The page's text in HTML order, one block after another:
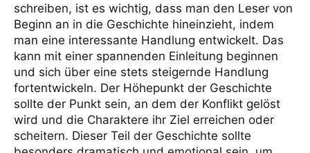
schreiben, ist es wichtig, dass man den Leser von
Beginn an in die Geschichte hineinzieht, indem
man eine interessante Handlung entwickelt. Das
kann mit einer spannenden Einleitung beginnen
und sich über eine stets steigernde Handlung
fortentwickeln. Der Höhepunkt der Geschichte
sollte der Punkt sein, an dem der Konflikt gelöst
wird und die Charaktere ihr Ziel erreichen oder
scheitern. Dieser Teil der Geschichte sollte